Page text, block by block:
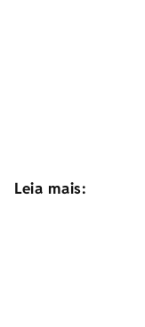
Leia mais: